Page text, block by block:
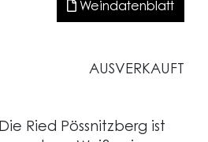
Weindatenblatt
AUSVERKAUFT
Die Ried Pössnitzberg ist